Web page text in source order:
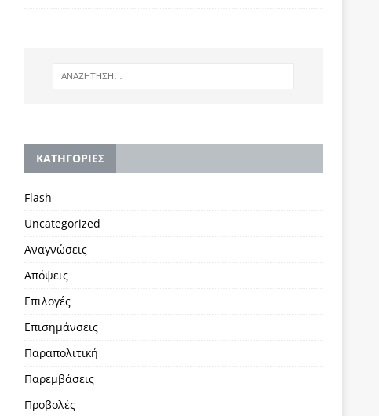
KΑΤΗΓΟΡΙΕΣ
Flash
Uncategorized
Αναγνώσεις
Απόψεις
Επιλογές
Επισημάνσεις
Παραπολιτική
Παρεμβάσεις
Προβολές